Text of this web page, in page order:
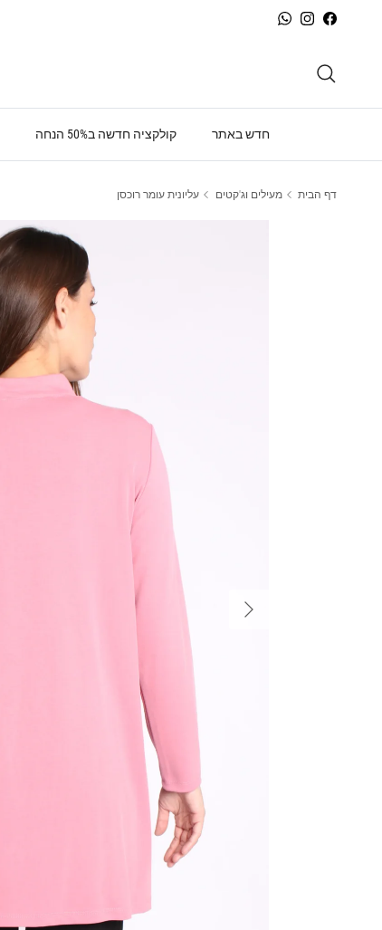
דילוג לתוכן
Facebook
Instagram
WhatsApp
חדש באתר קולקציה חדשה ב50% הנחה
דף הבית מעילים וג'קטים עליונית עומר רוכסן
הקודם